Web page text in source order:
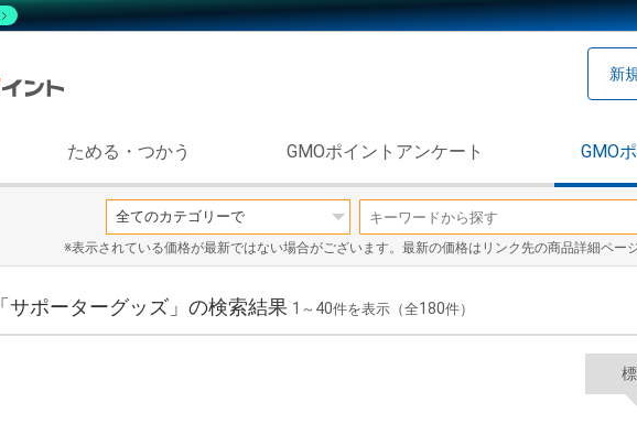
新
ためる・つかう GMOポイントアンケート GMO
※表示されている価格が最新ではない場合がございます。最新の価格はリンク先の商品詳細ペー
「サポーターグッズ」の検索結果 1 ～ 40件を表示（全180件）